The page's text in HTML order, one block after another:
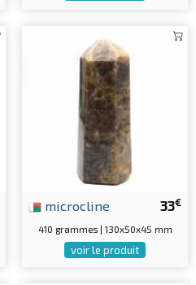
33€
microcline
410 grammes | 130x50x45 mm
voir le produit